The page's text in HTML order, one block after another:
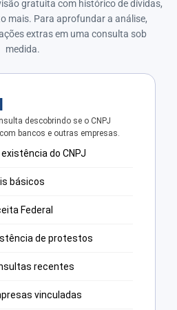
gratuita com histórico de dívidas,
mais. Para aprofundar a análise,
extras em uma consulta sob
medida.
descobrindo se o CNPJ
bancos e outras empresas.
do CNPJ
básicos
Federal
de protestos
recentes
vinculadas